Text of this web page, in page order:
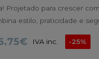
Projetado para crescer
estilo, praticidade e
IVA inc. -25%